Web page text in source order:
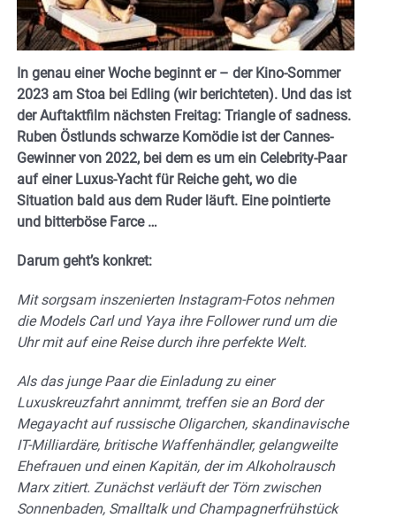
In genau einer Woche beginnt er – der Kino-Sommer
2023 am Stoa bei Edling (wir berichteten). Und das ist
der Auftaktfilm nächsten Freitag: Triangle of sadness.
Ruben Östlunds schwarze Komödie ist der Cannes-
Gewinner von 2022, bei dem es um ein Celebrity-Paar
auf einer Luxus-Yacht für Reiche geht, wo die
Situation bald aus dem Ruder läuft. Eine pointierte
und bitterböse Farce …
Darum geht’s konkret:
Mit sorgsam inszenierten Instagram-Fotos nehmen
die Models Carl und Yaya ihre Follower rund um die
Uhr mit auf eine Reise durch ihre perfekte Welt.
Als das junge Paar die Einladung zu einer
Luxuskreuzfahrt annimmt, treffen sie an Bord der
Megayacht auf russische Oligarchen, skandinavische
IT-Milliardäre, britische Waffenhändler, gelangweilte
Ehefrauen und einen Kapitän, der im Alkoholrausch
Marx zitiert. Zunächst verläuft der Törn zwischen
Sonnenbaden, Smalltalk und Champagnerfrühstück